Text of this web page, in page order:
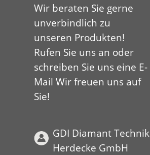
Wir beraten Sie gerne
unverbindlich zu
unseren Produkten!
Rufen Sie uns an oder
schreiben Sie uns eine E-
Mail Wir freuen uns auf
Sie!
GDI Diamant Technik
Herdecke GmbH